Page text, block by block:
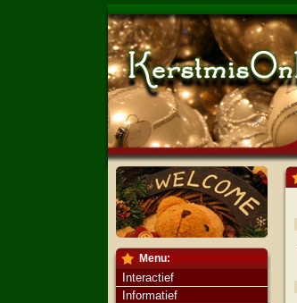
Menu:
Interactief
Informatief